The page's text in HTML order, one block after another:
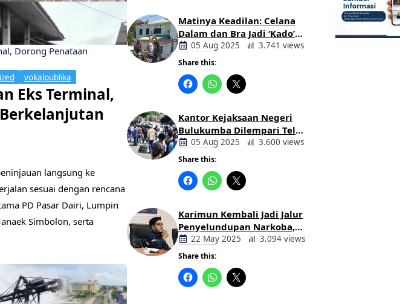
Dorong Penataan
vokalpublika
Eks Terminal,
langsung ke
sesuai dengan rencana
PD Pasar Dairi, Lumpin
Simbolon, serta
Matinya Keadilan: Celana
Dalam dan Bra Jadi ‘Kado’
untuk Kajari Bulukumba
05 Aug 2025 3.741 views
Share this:
Kantor Kejaksaan Negeri
Bulukumba Dilempari Telur
dan Kotoran Sapi, Keluarga
Korban Lakalantas Tuntut
Keadilan
05 Aug 2025 3.600 views
Share this:
Karimun Kembali Jadi Jalur
Penyelundupan Narkoba,
Mahasiswa Desak Pemkab
dan Aparat Bertindak Tegas
22 May 2025 3.094 views
Share this: